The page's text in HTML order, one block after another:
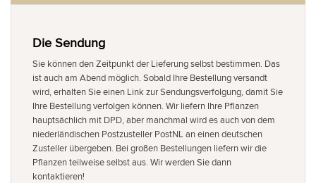
Die Sendung
Sie können den Zeitpunkt der Lieferung selbst bestimmen. Das
ist auch am Abend möglich. Sobald Ihre Bestellung versandt
wird, erhalten Sie einen Link zur Sendungsverfolgung, damit Sie
Ihre Bestellung verfolgen können. Wir liefern Ihre Pflanzen
hauptsächlich mit DPD, aber manchmal wird es auch von dem
niederländischen Postzusteller PostNL an einen deutschen
Zusteller übergeben. Bei großen Bestellungen liefern wir die
Pflanzen teilweise selbst aus. Wir werden Sie dann
kontaktieren!